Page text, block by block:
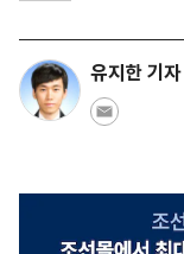
유지한 기자